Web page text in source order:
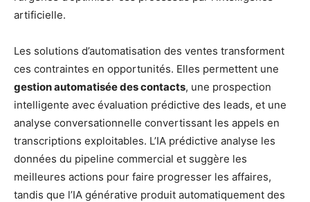
artificielle.
Les solutions d’automatisation des ventes transforment
ces contraintes en opportunités. Elles permettent une
gestion automatisée des contacts, une prospection
intelligente avec évaluation prédictive des leads, et une
analyse conversationnelle convertissant les appels en
transcriptions exploitables. L’IA prédictive analyse les
données du pipeline commercial et suggère les
meilleures actions pour faire progresser les affaires,
tandis que l’IA générative produit automatiquement des